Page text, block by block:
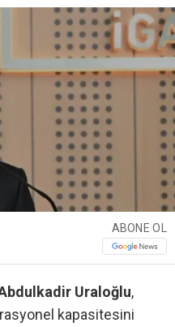
ABONE OL
Uraloğlu,
kapasitesini